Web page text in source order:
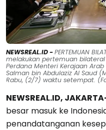
NEWSREAL.ID -PERTEMUAN
melakukan pertemuan
Perdana Menteri Kerajaan
Salman bin Abdulaziz Al Saud
Rabu, (2/7) waktu setempat.
NEWSREAL.ID,
besar masuk ke
penandatanganan